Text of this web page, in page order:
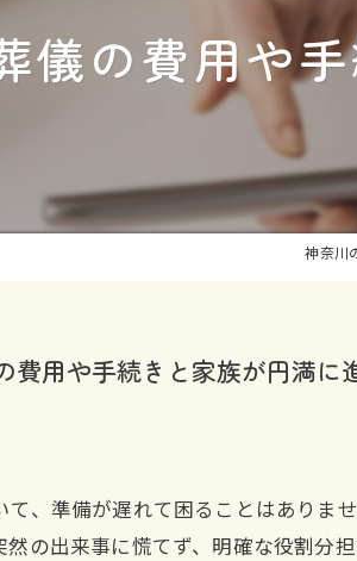
儀の費用や
神奈川
費用や手続きと家族が円満に
、準備が遅れて困ることはありま
然の出来事に慌てず、明確な役割分